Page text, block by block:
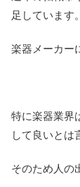
足しています。
楽器メーカー
特に楽器業界
して良いとは
そのため人の